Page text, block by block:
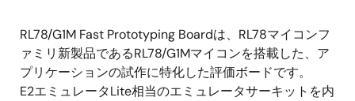
説
明
RL78/G1M Fast Prototyping Boardは、RL78マイコンフ
ァミリ新製品であるRL78/G1Mマイコンを搭載した、ア
プリケーションの試作に特化した評価ボードです。
E2エミュレータLite相当のエミュレータサーキットを内